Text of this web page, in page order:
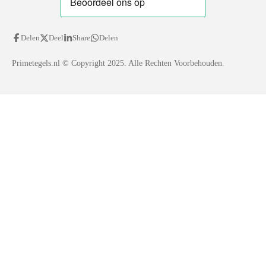
Delen Deel Share Delen
Primetegels.nl © Copyright 2025. Alle Rechten Voorbehouden.